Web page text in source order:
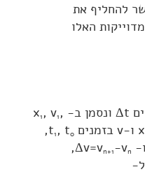
להחליף את
האלו
Δt ונסמן ב- x1 , v1 ,
t1 , t0
,
ו- Δv=vn+1-vn
,